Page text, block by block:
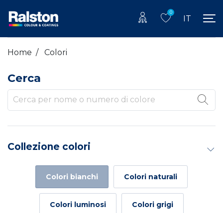
0
IT
Home / Colori
Cerca
Collezione colori
colori bianchi colori naturali
colori luminosi colori grigi